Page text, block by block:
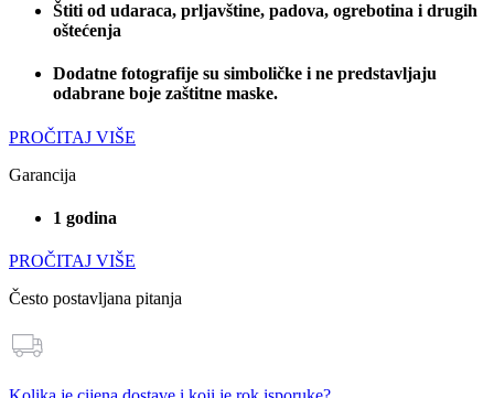
Štiti od udaraca, prljavštine, padova, ogrebotina i drugih
oštećenja
Dodatne fotografije su simboličke i ne predstavljaju
odabrane boje zaštitne maske.
PROČITAJ VIŠE
Garancija
1 godina
PROČITAJ VIŠE
Često postavljana pitanja